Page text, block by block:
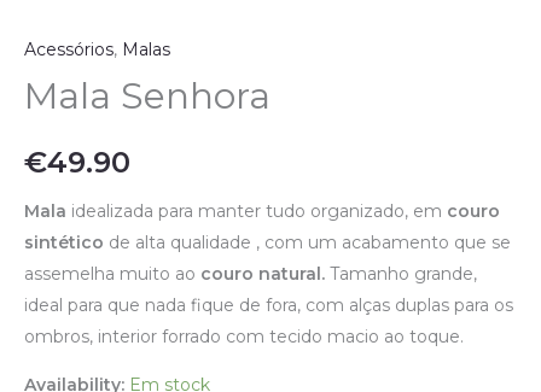
Acessórios, Malas
Mala Senhora
€49.90
Mala idealizada para manter tudo organizado, em couro
sintético de alta qualidade , com um acabamento que se
assemelha muito ao couro natural. Tamanho grande,
ideal para que nada fique de fora, com alças duplas para os
ombros, interior forrado com tecido macio ao toque.
Availability: Em stock